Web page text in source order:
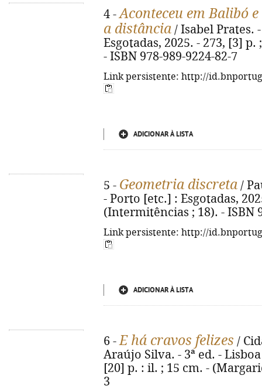
4 -Aconteceu em Balibó
a distância / Isabel Prates.
Esgotadas, 2025. - 273, [3]
- ISBN 978-989-9224-82-7
Link persistente: http://
ADICIONAR À LISTA
5 - Geometria discreta /
- Porto [etc.] : Esgotadas,
(Intermitências ; 18). - ISBN
Link persistente: http://
ADICIONAR À LISTA
6 -E há cravos felizes /
Araújo Silva. - 3ª ed. -
[20] p. : il. ; 15 cm. -
3